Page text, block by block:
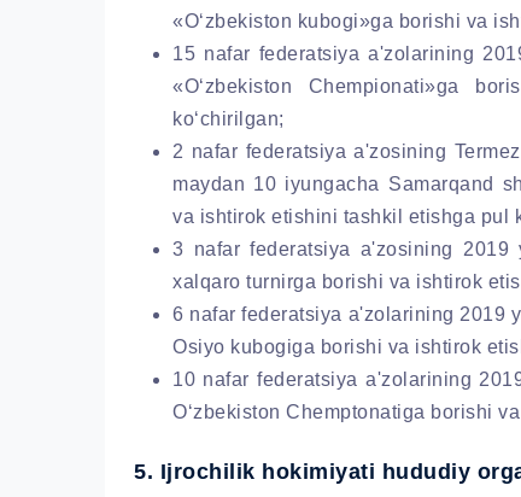
«O‘zbekiston kubogi»ga borishi va
15 nafar federatsiya a'zolarining
«O‘zbekiston Chempionati»ga
ko‘chirilgan;
2 nafar federatsiya a'zosining
maydan 10 iyungacha Samarqand
va ishtirok etishini tashkil etishga pul
3 nafar federatsiya a'zosining 2019
xalqaro turnirga borishi va ishtirok
6 nafar federatsiya a'zolarining 2019
Osiyo kubogiga borishi va ishtirok
10 nafar federatsiya a'zolarining
O‘zbekiston Chemptonatiga borishi
5. Ijrochilik hokimiyati hududiy